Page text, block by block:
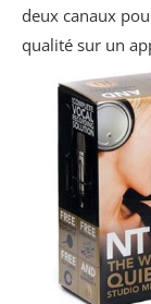
deux canaux
qualité sur un